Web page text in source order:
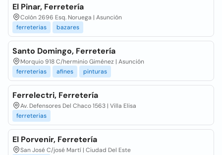
El Pinar, Ferretería
Colón 2696 Esq. Noruega | Asunción
ferreterias
bazares
Santo Domingo, Ferretería
Morquio 918 C/herminio Giménez | Asunción
ferreterias
afines pinturas
Ferrelectri, Ferretería
Av. Defensores Del Chaco 1563 | Villa Elisa
ferreterias
El Porvenir, Ferretería
San José C/josé Martí | Ciudad Del Este